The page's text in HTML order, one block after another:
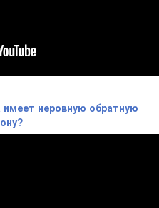
неровную обратную